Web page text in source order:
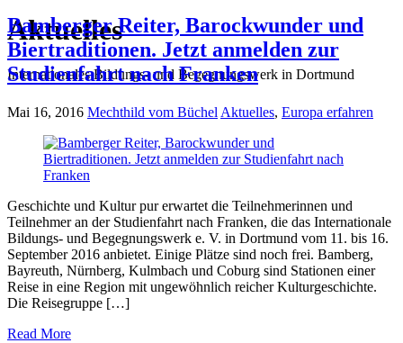
Aktuelles
Internationales Bildungs- und Begegnungswerk in Dortmund
Bamberger Reiter, Barockwunder und
Biertraditionen. Jetzt anmelden zur
Studienfahrt nach Franken
Mai 16, 2016 Mechthild vom Büchel Aktuelles, Europa erfahren
Geschichte und Kultur pur erwartet die Teilnehmerinnen und
Teilnehmer an der Studienfahrt nach Franken, die das Internationale
Bildungs- und Begegnungswerk e. V. in Dortmund vom 11. bis 16.
September 2016 anbietet. Einige Plätze sind noch frei. Bamberg,
Bayreuth, Nürnberg, Kulmbach und Coburg sind Stationen einer
Reise in eine Region mit ungewöhnlich reicher Kulturgeschichte.
Die Reisegruppe […]
Read More